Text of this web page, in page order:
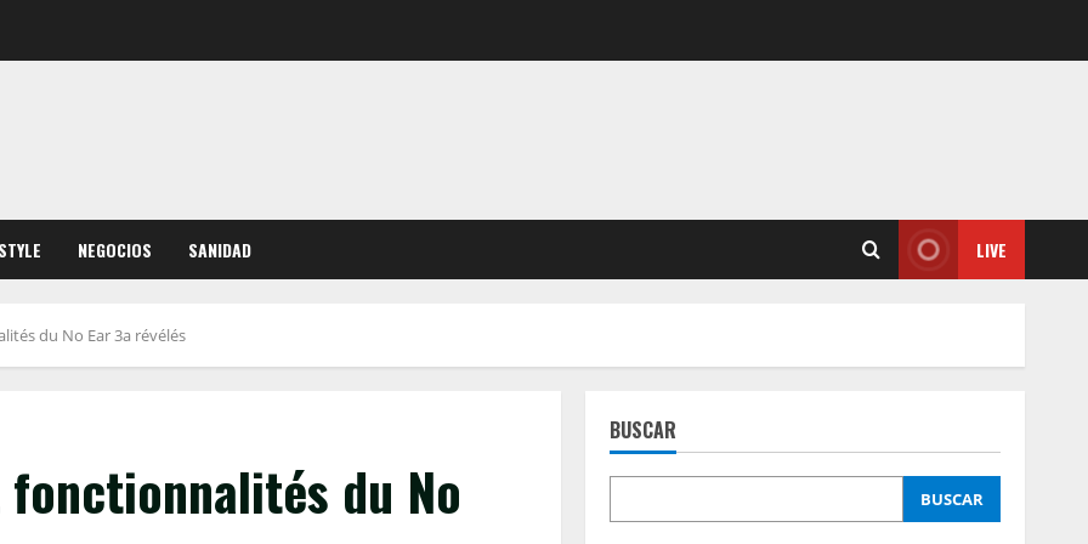
NEGOCIOS SANIDAD LIVE
du No Ear 3a révélés
du No
BUSCAR
BUSCAR